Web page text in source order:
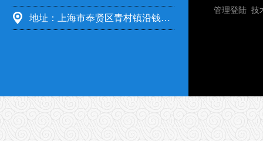
地址：上海市奉贤区青村镇沿钱公路351号
管理登陆 技